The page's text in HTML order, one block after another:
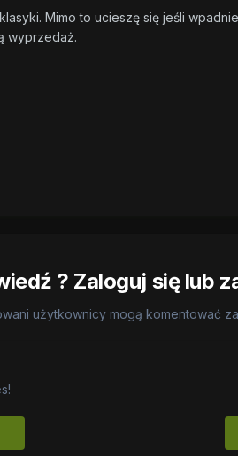
Mimo to ucieszę się jeśli
wyprzedaż.
? Zaloguj się lub
użytkownicy mogą komentować